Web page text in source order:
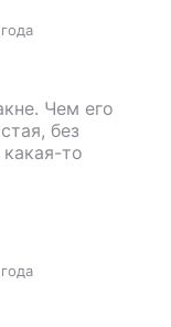
Чем его
без
то